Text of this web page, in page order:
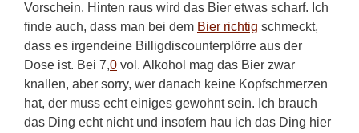
Vorschein. Hinten raus wird das Bier etwas scharf. Ich
finde auch, dass man bei dem Bier richtig schmeckt,
dass es irgendeine Billigdiscounterplörre aus der
Dose ist. Bei 7,0 vol. Alkohol mag das Bier zwar
knallen, aber sorry, wer danach keine Kopfschmerzen
hat, der muss echt einiges gewohnt sein. Ich brauch
das Ding echt nicht und insofern hau ich das Ding hier